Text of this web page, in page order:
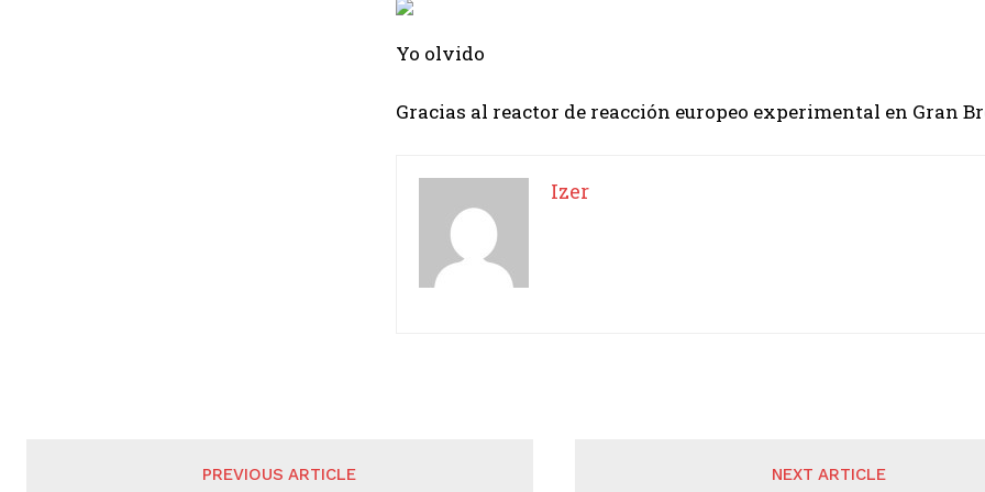
Yo olvido
Gracias al reactor de reacción europeo experimental en Gran
Izer
PREVIOUS ARTICLE NEXT ARTICLE